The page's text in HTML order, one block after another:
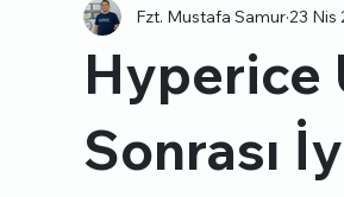
Hyperice
Sonrası
Fzt. Mustafa Samur 23 Nis